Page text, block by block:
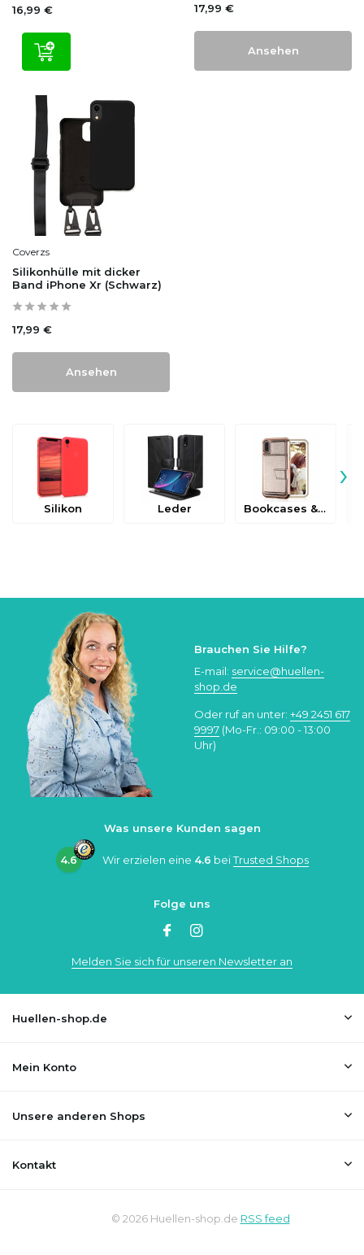
16,99 € 17,99 €
Ansehen
Coverzs
Silikonhülle mit dicker
Band iPhone Xr (Schwarz)
17,99 €
Ansehen
Silikon Leder Bookcases & Flip Cases
›
Brauchen Sie Hilfe?
E-mail: service@huellen-
shop.de
Oder ruf an unter: +49 2451 617
9997 (Mo-Fr.: 09:00 - 13:00
Uhr)
Was unsere Kunden sagen
4.6 Wir erzielen eine 4.6 beiTrusted Shops
Folge uns
Melden Sie sich für unseren Newsletter an
Huellen-shop.de
Mein Konto
Unsere anderen Shops
Kontakt
© 2026 Huellen-shop.de RSS feed